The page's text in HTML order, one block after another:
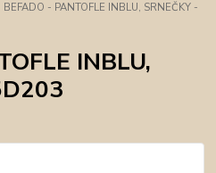
BEFADO - PANTOFLE INBLU, SRNEČKY -
INBLU,